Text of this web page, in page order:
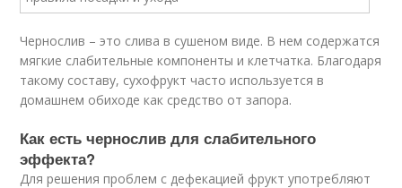
Чернослив – это слива в сушеном виде. В нем содержатся
мягкие слабительные компоненты и клетчатка. Благодаря
такому составу, сухофрукт часто используется в
домашнем обиходе как средство от запора.
Как есть чернослив для слабительного
эффекта?
Для решения проблем с дефекацией фрукт употребляют